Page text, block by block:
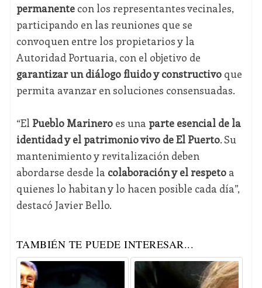
permanentecon los representantes vecinales,
participando en las reuniones que se
convoquen entre los propietarios y la
Autoridad Portuaria, con el objetivo de
garantizar un diálogo fluido y constructivoque
permita avanzar en soluciones consensuadas.
“El Pueblo Marineroes una parte esencial de la
identidad y el patrimonio vivo de El Puerto. Su
mantenimiento y revitalización deben
abordarse desde la colaboración y el respetoa
quienes lo habitan y lo hacen posible cada día”,
destacó Javier Bello.
TAMBIÉN TE PUEDE INTERESAR...